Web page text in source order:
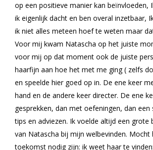
op een positieve manier kan beïnvloeden,
ik eigenlijk dacht en ben overal inzetbaar,
ik niet alles meteen hoef te weten maar
Voor mij kwam Natascha op het juiste
voor mij op dat moment ook de juiste
haarfijn aan hoe het met me ging ( zelfs
en speelde hier goed op in. De ene keer
hand en de andere keer directer. De ene
gesprekken, dan met oefeningen, dan een
tips en adviezen. Ik voelde altijd een grote
van Natascha bij mijn welbevinden. Mocht
toekomst nodig zijn: ik weet haar te